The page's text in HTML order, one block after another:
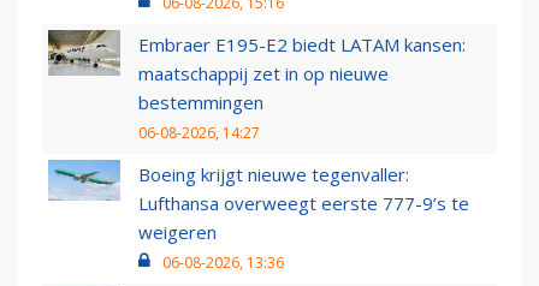
Embraer E195-E2 biedt LATAM kansen:
maatschappij zet in op nieuwe
bestemmingen
06-08-2026, 14:27
Boeing krijgt nieuwe tegenvaller:
Lufthansa overweegt eerste 777-9’s te
weigeren
06-08-2026, 13:36